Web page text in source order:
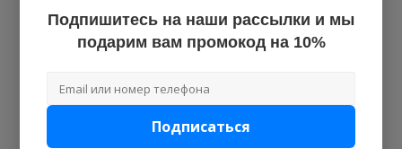
Гарантия на продукцию
Покупателям
Подпишитесь на наши рассылки и мы
подарим вам промокод на 10%
Подписаться